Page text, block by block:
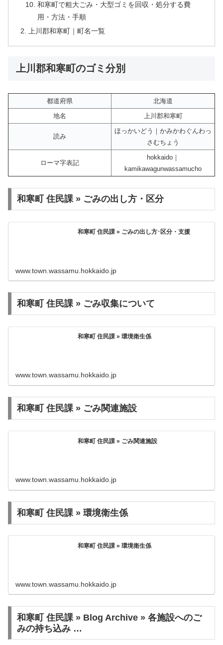
和寒町で粗大ごみ・大型ゴミを回収・処分する費
用・方法・手順
上川郡和寒町｜町名一覧
上川郡和寒町のゴミ分別
都道府県
北海道
地名
上川郡和寒町
読み
ほっかいどう｜かみかわぐんわっ
さむちょう
ローマ字表記
hokkaido｜
kamikawagunwassamucho
和寒町 住民課 » ごみの出し方・区分
和寒町 住民課 » ごみの出し方･区分・支援
www.town.wassamu.hokkaido.jp
和寒町 住民課 » ごみ収集について
和寒町 住民課 » 環境衛生係
www.town.wassamu.hokkaido.jp
和寒町 住民課 » ごみ関連施設
和寒町 住民課 » ごみ関連施設
www.town.wassamu.hokkaido.jp
和寒町 住民課 » 環境衛生係
和寒町 住民課 » 環境衛生係
www.town.wassamu.hokkaido.jp
和寒町 住民課 » Blog Archive » 各施設へのご
みの持ち込み …